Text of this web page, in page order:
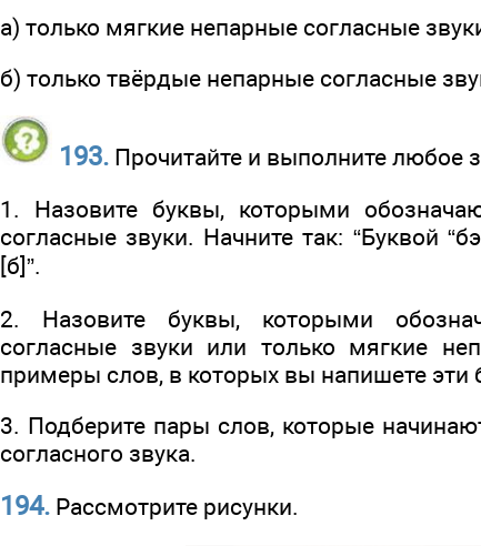
а) только мягкие непарные согласные
б) только твёрдые непарные согласные
193. Прочитайте и выполните любое
1. Назовите буквы, которыми
согласные звуки. Начните так: “Буквой
[б]”.
2. Назовите буквы, которыми
согласные звуки или только мягкие
примеры слов, в которых вы напишете эти
3. Подберите пары слов, которые
согласного звука.
194. Рассмотрите рисунки.